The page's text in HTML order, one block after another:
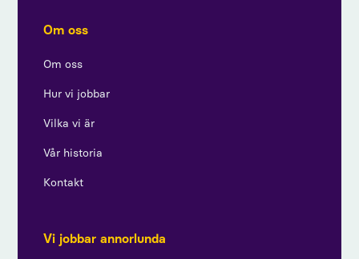
Om oss
Om oss
Hur vi jobbar
Vilka vi är
Vår historia
Kontakt
Vi jobbar annorlunda